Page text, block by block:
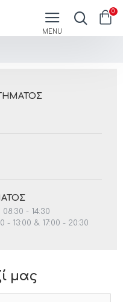
0
- 14:30
- 13:00 & 17:00 - 20:30
μας